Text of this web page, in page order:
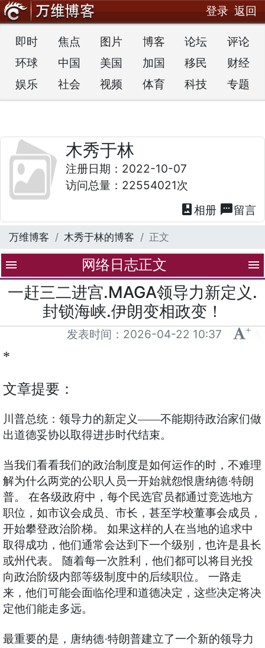
登录 返回
即时 焦点 图片 博客 论坛
评论
环球
中国 美国 加国 移民
财经
娱乐
社会 视频 体育 科技 专题
木秀于林
注册日期：2022-10-07
访问总量：22554021次
photo_album 相册 textsms留言
万维博客 木秀于林的博客 正文
menu 网络日志正文 menu
一赶三二进宫.MAGA领导力新定义.
封锁海峡.伊朗变相政变！
发表时间： 2026-04-22 10:37 +
*
文章提要：
川普总统：领导力的新定义——不能期待政治家们做
出道德妥协以取得进步时代结束。
当我们看看我们的政治制度是如何运作的时，不难理
解为什么两党的公职人员一开始就怨恨唐纳德·特朗
普。 在各级政府中，每个民选官员都通过竞选地方
职位，如市议会成员、市长，甚至学校董事会成员，
开始攀登政治阶梯。 如果这样的人在当地的追求中
取得成功，他们通常会达到下一个级别，也许是县长
或州代表。 随着每一次胜利，他们都可以将目光投
向政治阶级内部等级制度中的后续职位。 一路走
来，他们可能会面临伦理和道德决定，这些决定将决
定他们能走多远。
最重要的是，唐纳德·特朗普建立了一个新的领导力